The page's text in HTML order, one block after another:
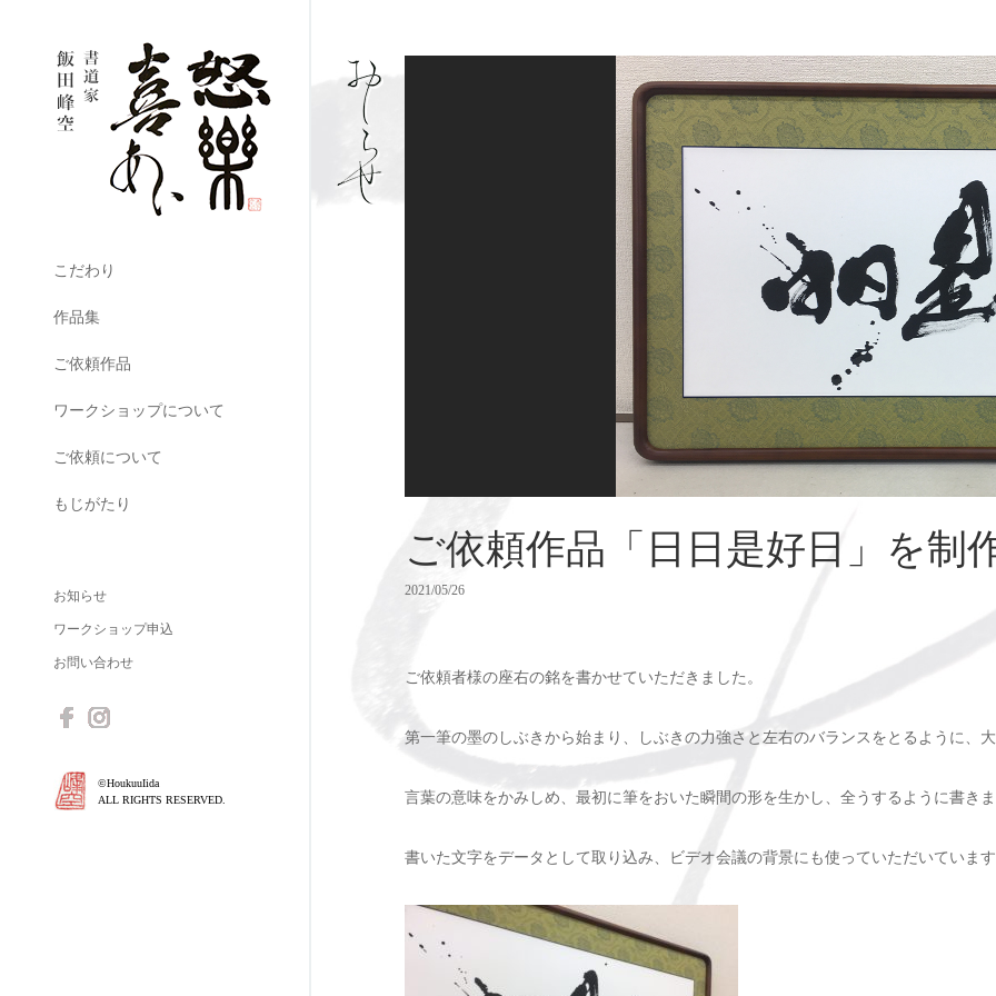
こだわり
作品集
ご依頼作品
ワークショップについて
ご依頼について
もじがたり
お知らせ
ワークショップ申込
お問い合わせ
©HoukuuIida
ALL RIGHTS RESERVED.
ご依頼作品「日日是好日」を制
2021/05/26
ご依頼者様の座右の銘を書かせていただきました。
第一筆の墨のしぶきから始まり、しぶきの力強さと左右のバランスをとるように、
言葉の意味をかみしめ、最初に筆をおいた瞬間の形を生かし、全うするように書き
書いた文字をデータとして取り込み、ビデオ会議の背景にも使っていただいていま